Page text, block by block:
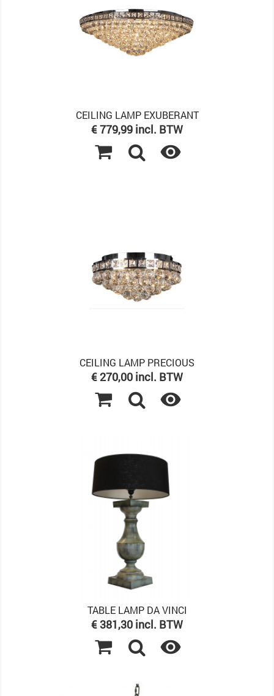
CEILING LAMP EXUBERANT
Prijs
€ 779,99 incl. BTW

CEILING LAMP PRECIOUS
Prijs
€ 270,00 incl. BTW

TABLE LAMP DA VINCI
Prijs
€ 381,30 incl. BTW
